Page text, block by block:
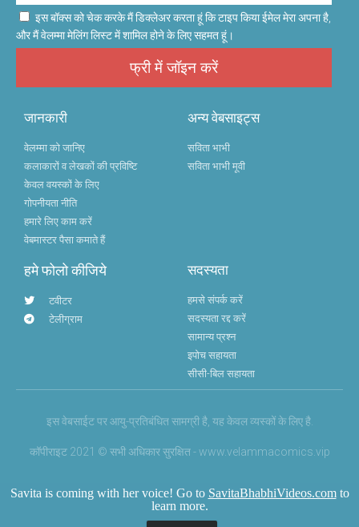
इस बॉक्स को चेक करके मैं डिक्लेअर करता हूं कि टाइप किया ईमेल मेरा अपना है,
और मैं वेलम्मा मेलिंग लिस्ट में शामिल होने के लिए सहमत हूं।
फ्री में जॉइन करें
जानकारी
वेलम्मा को जानिए
कलाकारों व लेखकों की प्रविष्टि
केवल वयस्कों के लिए
गोपनीयता नीति
हमारे लिए काम करें
वेबमास्टर पैसा कमाते हैं
अन्य वेबसाइट्स
सविता भाभी
सविता भाभी मूवी
हमे फोलो कीजिये
टवीटर
टेलीग्राम
सदस्यता
हमसे संपर्क करें
सदस्यता रद्द करें
सामान्य प्रश्न
इपोच सहायता
सीसी-बिल सहायता
इस वेबसाईट पर आयु-प्रतिबंधित सामग्री है, यह केवल व्यस्कों के लिए है.
कॉपीराइट 2021 © सभी अधिकार सुरक्षित - www.velammacomics.vip
Savita is coming with her voice! Go to SavitaBhabhiVideos.comto
learn more.